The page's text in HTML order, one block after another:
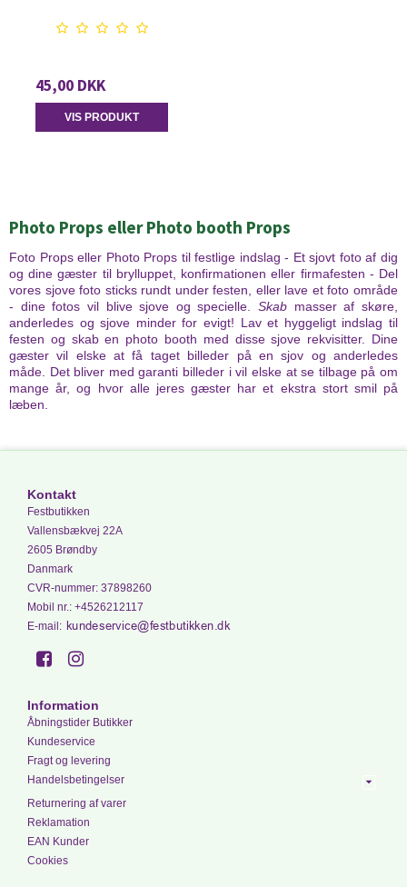
45,00 DKK
VIS PRODUKT
Photo Props eller Photo booth Props
Foto Props eller Photo Props til festlige indslag - Et sjovt foto af dig
og dine gæster til brylluppet, konfirmationen eller firmafesten - Del
vores sjove foto sticks rundt under festen, eller lave et foto område
- dine fotos vil blive sjove og specielle.Skab masser af skøre,
anderledes og sjove minder for evigt! Lav et hyggeligt indslag til
festen og skab en photo booth med disse sjove rekvisitter. Dine
gæster vil elske at få taget billeder på en sjov og anderledes
måde. Det bliver med garanti billeder i vil elske at se tilbage på om
mange år, og hvor alle jeres gæster har et ekstra stort smil på
læben.
Kontakt
Festbutikken
Vallensbækvej 22A
2605 Brøndby
Danmark
CVR-nummer: 37898260
Mobil nr.: +4526212117
E-mail:
Information
Åbningstider Butikker
Kundeservice
Fragt og levering
Handelsbetingelser
Returnering af varer
Reklamation
EAN Kunder
Cookies